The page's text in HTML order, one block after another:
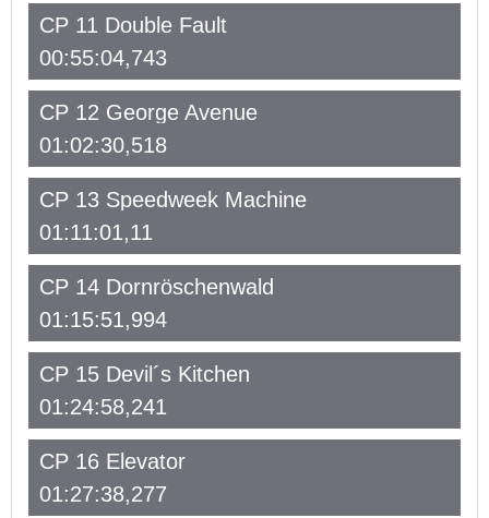
CP 11 Double Fault
00:55:04,743
CP 12 George Avenue
01:02:30,518
CP 13 Speedweek Machine
01:11:01,11
CP 14 Dornröschenwald
01:15:51,994
CP 15 Devil´s Kitchen
01:24:58,241
CP 16 Elevator
01:27:38,277